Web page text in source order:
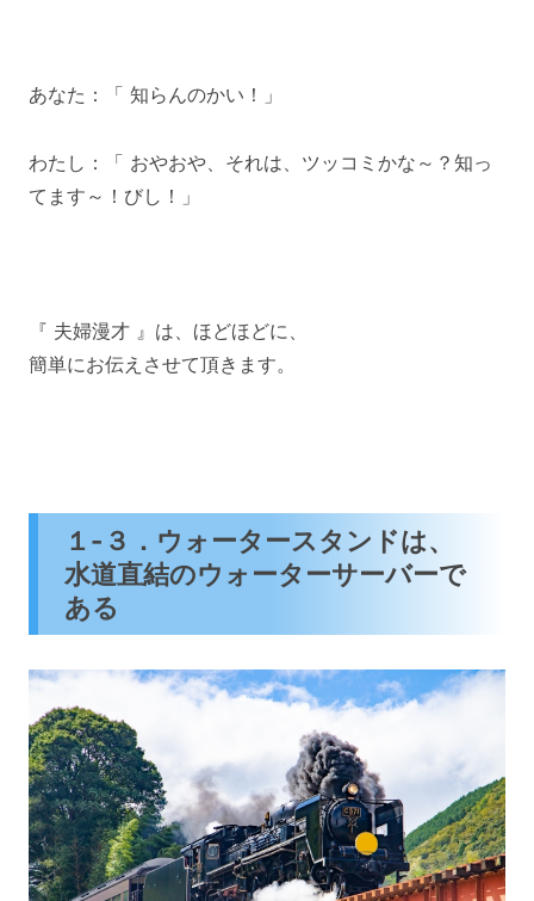
あなた：「 知らんのかい！」
わたし：「 おやおや、それは、ツッコミかな～？知っ
てます～！びし！」
『 夫婦漫才 』は、ほどほどに、
簡単にお伝えさせて頂きます。
１-３．ウォータースタンドは、
水道直結のウォーターサーバーで
ある